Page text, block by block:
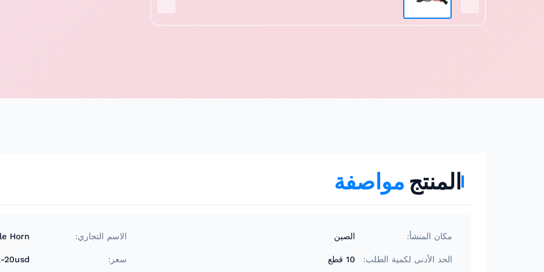
المنتج مواصفة
مكان المنشأ: الصين الاسم التجاري: Horn
الحد الأدنى لكمية الطلب: 10 قطع سعر: 20usd